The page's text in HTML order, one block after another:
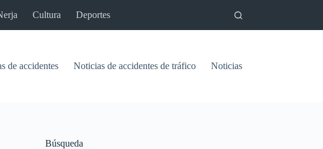
Cultura Deportes
de accidentes Noticias de accidentes de tráfico Noticias del pantano de
Búsqueda